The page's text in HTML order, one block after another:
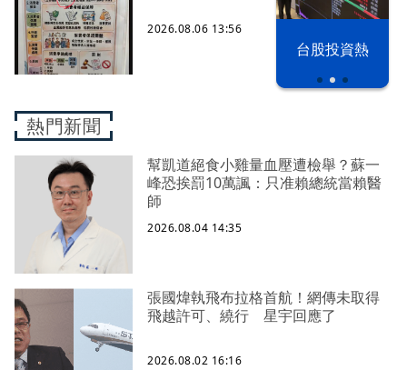
以色列 穹頂
台股投資熱
2026.08.06 13:56
熱門新聞
幫凱道絕食小雞量血壓遭檢舉？蘇一
峰恐挨罰10萬諷：只准賴總統當賴醫
師
2026.08.04 14:35
張國煒執飛布拉格首航！網傳未取得
飛越許可、繞行 星宇回應了
2026.08.02 16:16